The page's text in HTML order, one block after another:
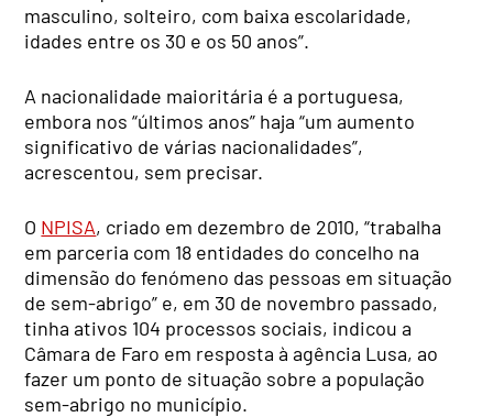
masculino, solteiro, com baixa escolaridade,
idades entre os 30 e os 50 anos”.
A nacionalidade maioritária é a portuguesa,
embora nos “últimos anos” haja “um aumento
significativo de várias nacionalidades”,
acrescentou, sem precisar.
O NPISA, criado em dezembro de 2010, “trabalha
em parceria com 18 entidades do concelho na
dimensão do fenómeno das pessoas em situação
de sem-abrigo” e, em 30 de novembro passado,
tinha ativos 104 processos sociais, indicou a
Câmara de Faro em resposta à agência Lusa, ao
fazer um ponto de situação sobre a população
sem-abrigo no município.